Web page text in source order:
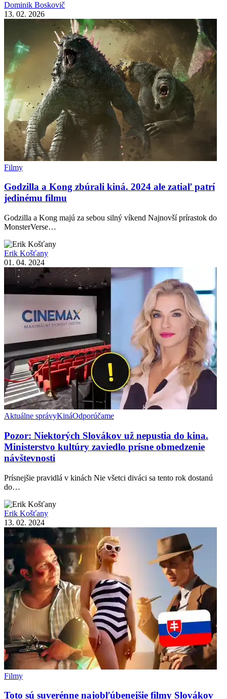
Dominik Boskovič
13. 02. 2026
Filmy
Godzilla a Kong zbúrali kiná. 2024 ale zatiaľ patrí
jedinému filmu
Godzilla a Kong majú za sebou silný víkend Najnovší prírastok do
MonsterVerse…
Erik Košťany
01. 04. 2024
Aktuálne správyKináOdporúčame
Pozor: Niektorých Slovákov už nepustia do kina.
Ministerstvo kultúry zaviedlo prísne obmedzenie
návštevnosti
Prísnejšie pravidlá v kinách Nie všetci diváci sa tento rok dostanú
do…
Erik Košťany
13. 02. 2024
Filmy
Toto sú suverénne najobľúbenejšie filmy Slovákov